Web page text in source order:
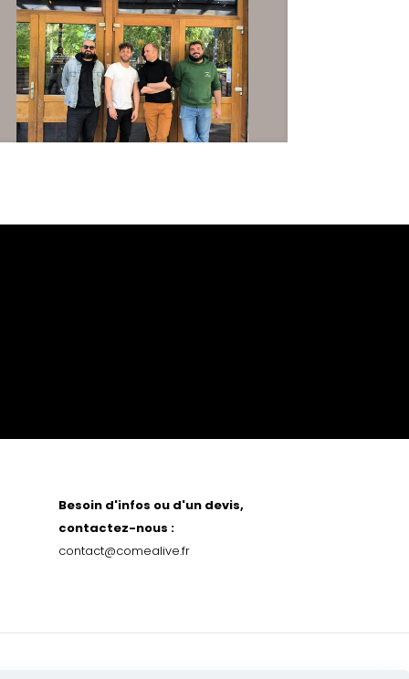
Besoin d'infos ou d'un devis,
contactez-nous :
contact@comealive.fr